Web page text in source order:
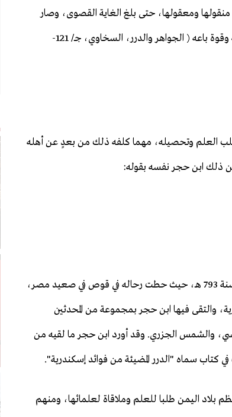
ومعقولها، حتى بلغ الغاية القصوى، وصار
كلامه مقبولا عند أرباب سائر الطوائف، لا يعدون مقالته لشدة ذكائه وقوة باعه ( الجواهر والدرر، السخاوي، جـ/ 121-
العلم وتحصيله، مهما كلفه ذلك من بعدٍ عن أهله
ذلك ابن حجر نفسه بقوله:
فكانت أول رحلته إلى قوص وهو في العشرين من عمره، وبالتحديد سنة 793 هـ، حيث حطت رحاله في قوص في صعيد مصر،
والتقى فيها ابن حجر بمجموعة من المحدثين
والشمس الجزري. وقد أورد ابن حجر ما لقيه من
كتاب سماه "الدرر المضيئة من فوائد إسكندرية".
بلاد اليمن طلبا للعلم وملاقاة لعلمائها، ومنهم